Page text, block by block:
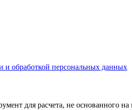
и обработкой персональных данных
для расчета, не основанного